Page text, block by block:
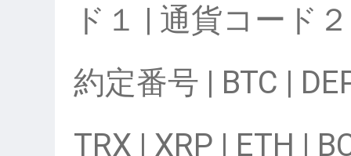
ド１ | 通貨コード
約定番号 | BTC |
TRX | XRP | ETH |